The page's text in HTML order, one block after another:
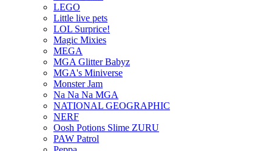
LEGO
Little live pets
LOL Surprice!
Magic Mixies
MEGA
MGA Glitter Babyz
MGA's Miniverse
Monster Jam
Na Na Na MGA
NATIONAL GEOGRAPHIC
NERF
Oosh Potions Slime ZURU
PAW Patrol